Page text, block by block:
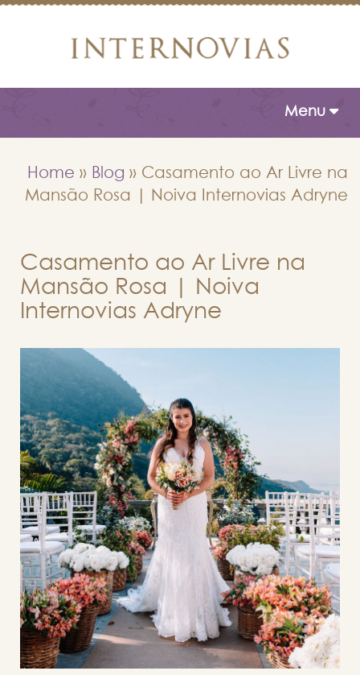
Toggle
Menu
Home » Blog » Casamento ao Ar Livre na
Mansão Rosa | Noiva Internovias Adryne
Casamento ao Ar Livre na
Mansão Rosa | Noiva
Internovias Adryne